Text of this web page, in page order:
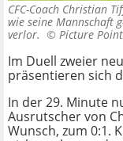
CFC-Coach Christian
wie seine Mannschaft
verlor. © Picture
Im Duell zweier
präsentieren sich
In der 29. Minute
Ausrutscher von
Wunsch, zum 0:1.